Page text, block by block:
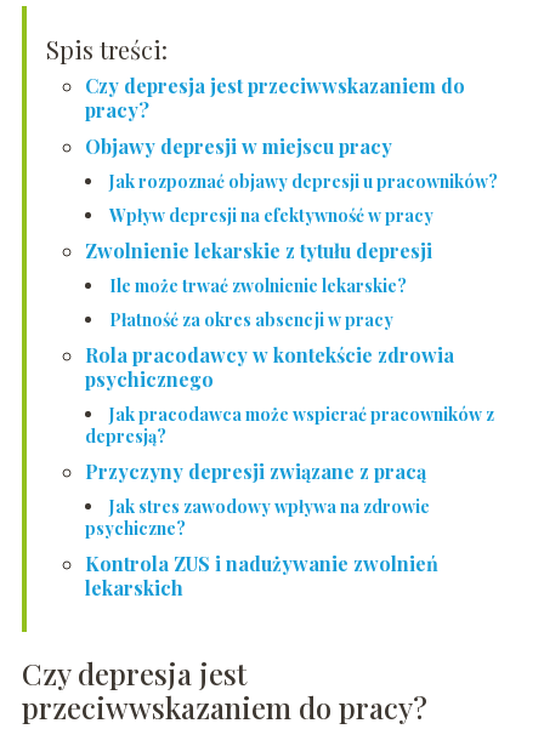
Spis treści:
Czy depresja jest przeciwwskazaniem do
pracy?
Objawy depresji w miejscu pracy
Jak rozpoznać objawy depresji u pracowników?
Wpływ depresji na efektywność w pracy
Zwolnienie lekarskie z tytułu depresji
Ile może trwać zwolnienie lekarskie?
Płatność za okres absencji w pracy
Rola pracodawcy w kontekście zdrowia
psychicznego
Jak pracodawca może wspierać pracowników z
depresją?
Przyczyny depresji związane z pracą
Jak stres zawodowy wpływa na zdrowie
psychiczne?
Kontrola ZUS i nadużywanie zwolnień
lekarskich
Czy depresja jest
przeciwwskazaniem do pracy?